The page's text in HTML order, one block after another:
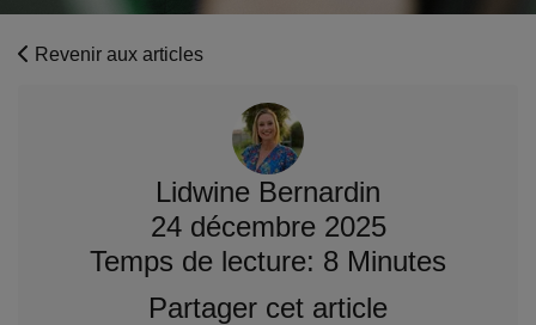
Revenir aux articles
Lidwine Bernardin
24 décembre 2025
Temps de lecture: 8 Minutes
Partager cet article